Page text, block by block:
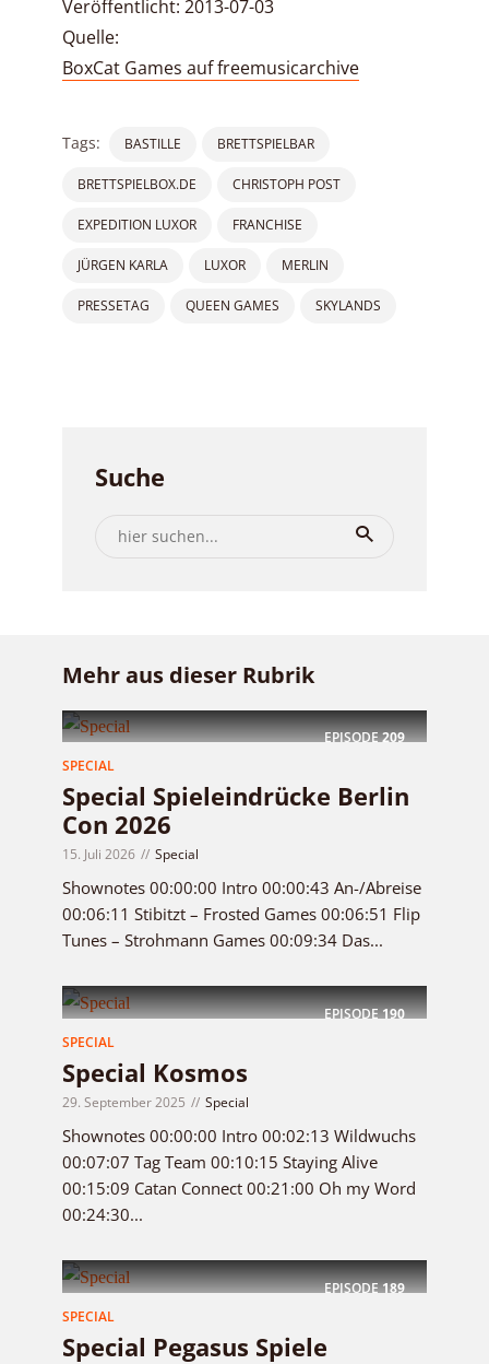
Veröffentlicht: 2013-07-03
Quelle:
BoxCat Games auf freemusicarchive
Tags: BASTILLE BRETTSPIELBAR
BRETTSPIELBOX.DE CHRISTOPH POST
EXPEDITION LUXOR FRANCHISE
JÜRGEN KARLA LUXOR MERLIN
PRESSETAG QUEEN GAMES SKYLANDS
Suche
Mehr aus dieser Rubrik
EPISODE209
SPECIAL
Special Spieleindrücke Berlin
Con 2026
15. Juli 2026 Special
Shownotes 00:00:00 Intro 00:00:43 An-/Abreise
00:06:11 Stibitzt – Frosted Games 00:06:51 Flip
Tunes – Strohmann Games 00:09:34 Das...
EPISODE190
SPECIAL
Special Kosmos
29. September 2025 Special
Shownotes 00:00:00 Intro 00:02:13 Wildwuchs
00:07:07 Tag Team 00:10:15 Staying Alive
00:15:09 Catan Connect 00:21:00 Oh my Word
00:24:30...
EPISODE189
SPECIAL
Special Pegasus Spiele